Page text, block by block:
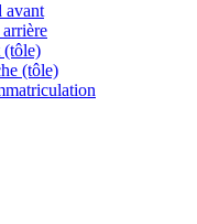
avant
(tôle)
(tôle)